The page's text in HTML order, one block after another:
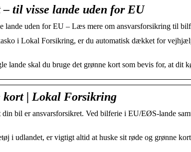
til visse lande uden for EU
lande uden for EU – Læs mere om ansvarsforsikring til
i Lokal Forsikring, er du automatisk dækket for
lande skal du bruge det grønne kort som bevis for, at dit
kort | Lokal Forsikring
din bil er ansvarsforsikret. Ved bilferie i EU/EØS-lande
i udlandet, er vigtigt altid at huske sit røde og grønne